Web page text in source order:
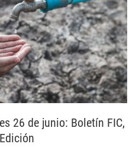
26 de junio: Boletín FIC,